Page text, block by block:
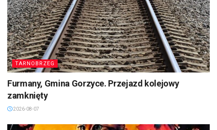
TARNOBRZEG
Furmany, Gmina Gorzyce. Przejazd kolejowy
zamknięty
2026-08-07